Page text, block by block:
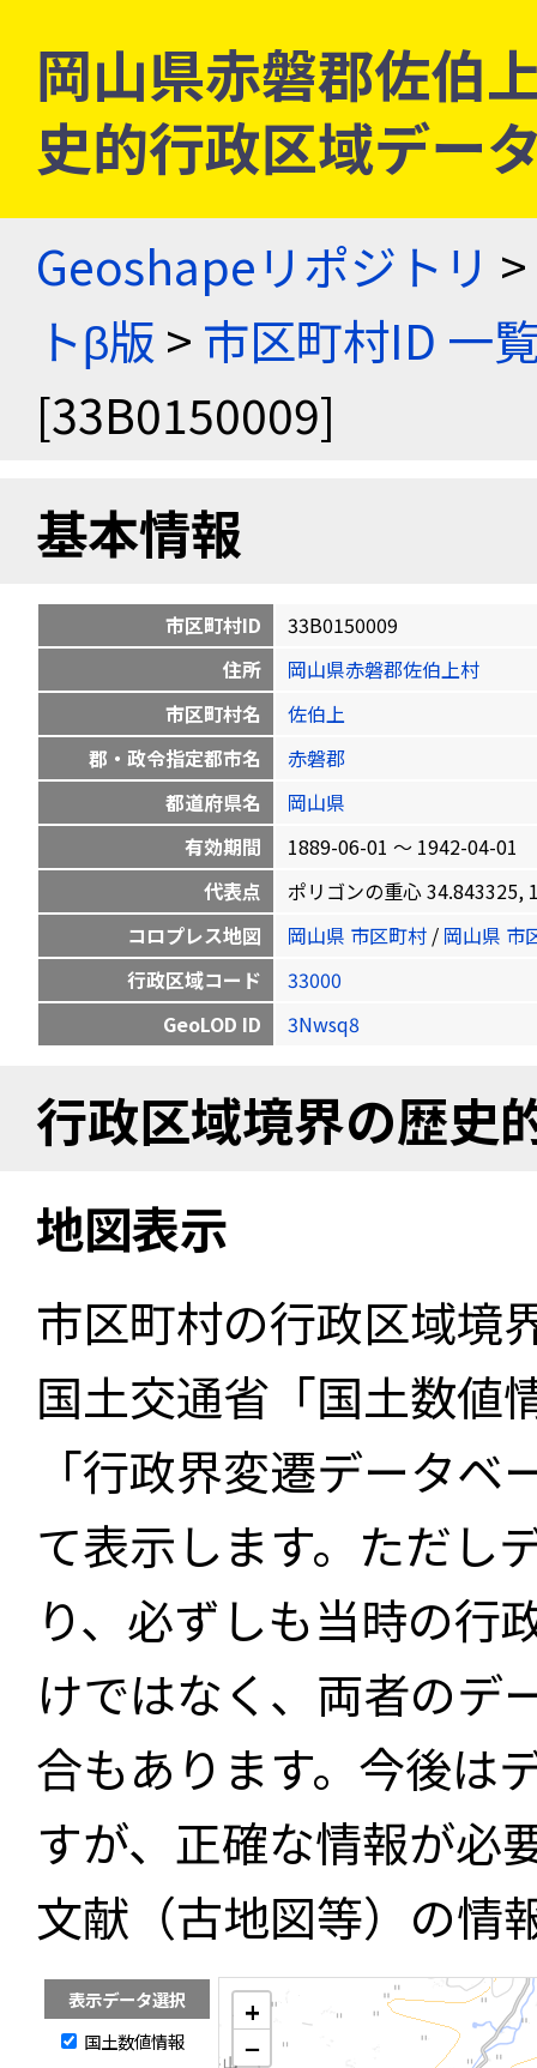
岡山県赤磐郡佐伯
史的行政区域デー
Geoshapeリポジトリ >
トβ版 > 市区町村ID 一
[33B0150009]
基本情報
市区町村ID
33B0150009
住所
岡山県赤磐郡佐伯上村
市区町村名
佐伯上
郡・政令指定都市名
赤磐郡
都道府県名
岡山県
有効期間
1889-06-01 〜 1942-04-01
代表点
ポリゴンの重心 34.843325,
コロプレス地図
岡山県 市区町村 / 岡山県 市
行政区域コード
33000
GeoLOD ID
3Nwsq8
行政区域境界の歴史
地図表示
市区町村の行政区域境
国土交通省「国土数値
「行政界変遷データ
て表示します。ただし
り、必ずしも当時の行
けではなく、両者のデ
合もあります。今後は
すが、正確な情報が必
文献（古地図等）の情
表示データ選択
国土数値情報
+
−